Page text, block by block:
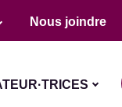
Nous joindre